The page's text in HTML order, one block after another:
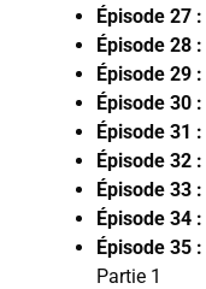
Épisode 27 :
Épisode 28 :
Épisode 29 :
Épisode 30 :
Épisode 31 :
Épisode 32 :
Épisode 33 :
Épisode 34 :
Épisode 35 :
Partie 1